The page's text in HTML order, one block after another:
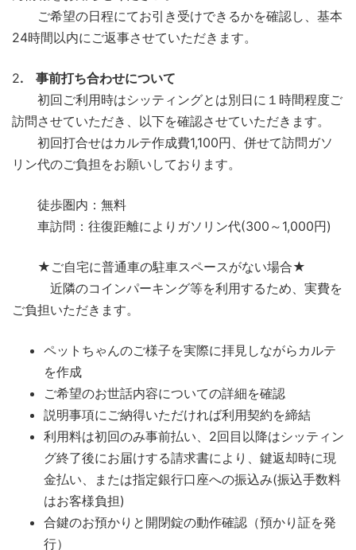
ご希望の日程にてお引き受けできるかを確認し、基本
24時間以内にご返事させていただきます。
2. 事前打ち合わせについて
初回ご利用時はシッティングとは別日に１時間程度ご
訪問させていただき、以下を確認させていただきます。
初回打合せはカルテ作成費1,100円、併せて訪問ガソ
リン代のご負担をお願いしております。
徒歩圏内：無料
車訪問：往復距離によりガソリン代(300～1,000円)
★ご自宅に普通車の駐車スペースがない場合★
近隣のコインパーキング等を利用するため、実費を
ご負担いただきます。
ペットちゃんのご様子を実際に拝見しながらカルテ
を作成
ご希望のお世話内容についての詳細を確認
説明事項にご納得いただければ利用契約を締結
利用料は初回のみ事前払い、2回目以降はシッティン
グ終了後にお届けする請求書により、鍵返却時に現
金払い、または指定銀行口座への振込み(振込手数料
はお客様負担)
合鍵のお預かりと開閉錠の動作確認（預かり証を発
行）